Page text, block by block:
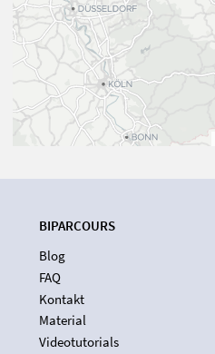
BIPARCOURS
Blog
FAQ
Kontakt
Material
Videotutorials